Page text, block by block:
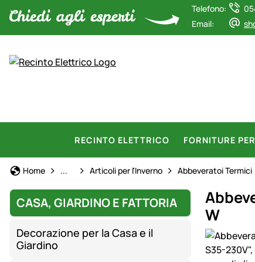
Telefono:
Email:
RECINTO ELETTRICO FORNITURE
Home Casa, Giardino e Fattoria
... Articoli per l'Inverno Abbeveratoi Termici
CASA, GIARDINO E FATTORIA
Decorazione per la Casa e il
Giardino
W
Galleria